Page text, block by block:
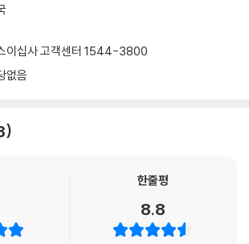
이십사 고객센터 1544-3800
없음
한줄평
8.8